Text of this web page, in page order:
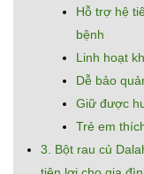
Hỗ trợ hệ
bệnh
Linh hoạt
Dễ bảo
Giữ được
Trẻ em
3. Bột rau củ